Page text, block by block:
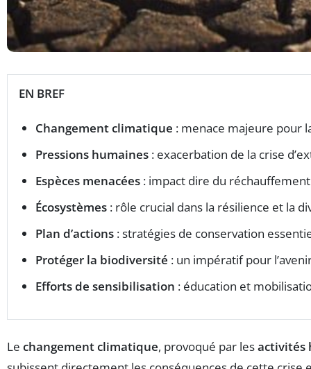
EN BREF
Changement climatique : menace majeure pour
Pressions humaines : exacerbation de la crise
Espèces menacées : impact dire du
Écosystèmes : rôle crucial dans la résilience et la
Plan d’actions : stratégies de conservation
Protéger la biodiversité : un impératif pour
Efforts de sensibilisation : éducation et
Le changement climatique, provoqué par lesactivités